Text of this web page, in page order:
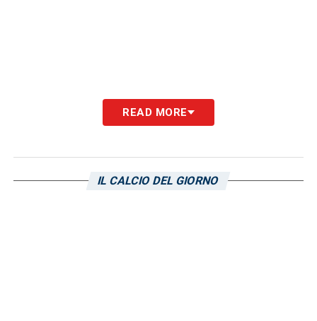
READ MORE
IL CALCIO DEL GIORNO